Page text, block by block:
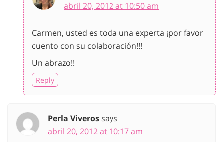
abril 20, 2012 at 10:50 am
Carmen, usted es toda una experta ¡por favor
cuento con su colaboración!!!
Un abrazo!!
Reply
Perla Viverossays
abril 20, 2012 at 10:17 am